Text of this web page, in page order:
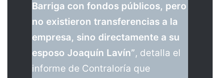
Barriga con fondos públicos, pero
no existieron transferencias a la
empresa, sino directamente a su
esposo Joaquín Lavín”, detalla el
informe de Contraloría que